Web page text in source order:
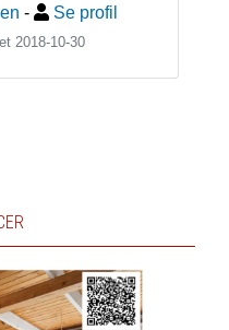
- Se profil
2018-10-30